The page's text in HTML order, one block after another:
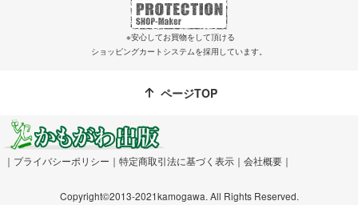
※安心してお買物をして頂ける
ショッピングカートシステムを採用しています。
ページTOP
｜ プライバシーポリシー ｜ 特定商取引法に基づく表示 ｜ 会社概要 ｜
Copyright©2013-2021kamogawa. All Rights Reserved.